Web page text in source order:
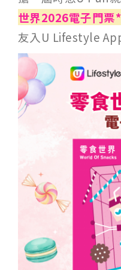
世界2026電子門票*
友入U Lifestyle